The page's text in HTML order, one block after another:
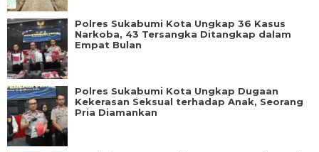
Polres Sukabumi Kota Ungkap 36 Kasus
Narkoba, 43 Tersangka Ditangkap dalam
Empat Bulan
Polres Sukabumi Kota Ungkap Dugaan
Kekerasan Seksual terhadap Anak, Seorang
Pria Diamankan